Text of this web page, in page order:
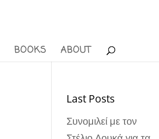
BOOKS ABOUT
Last Posts
Συνομιλεί με τον